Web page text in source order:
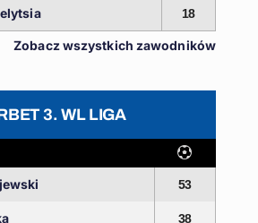
18
Zobacz wszystkich zawodników
3. WL LIGA
53
38